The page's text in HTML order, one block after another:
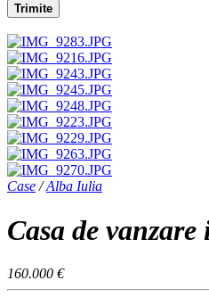
Trimite
Case/Alba Iulia
Casa de
160.000 €